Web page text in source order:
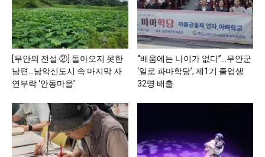
[무안의 전설 ②] 돌아오지 못한
남편…남악신도시 속 마지막 자
연부락 ‘안동마을’
“배움에는 나이가 없다”…무안군
‘일로 파마학당’, 제1기 졸업생
32명 배출